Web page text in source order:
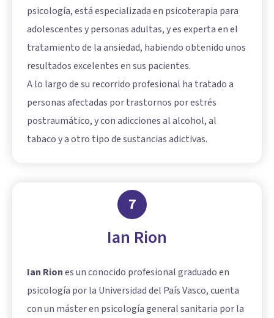
psicología, está especializada en psicoterapia para
adolescentes y personas adultas, y es experta en el
tratamiento de la ansiedad, habiendo obtenido unos
resultados excelentes en sus pacientes.
A lo largo de su recorrido profesional ha tratado a
personas afectadas por trastornos por estrés
postraumático, y con adicciones al alcohol, al
tabaco y a otro tipo de sustancias adictivas.
7
Ian Rion
Ian Riones un conocido profesional graduado en
psicología por la Universidad del País Vasco, cuenta
con un máster en psicología general sanitaria por la